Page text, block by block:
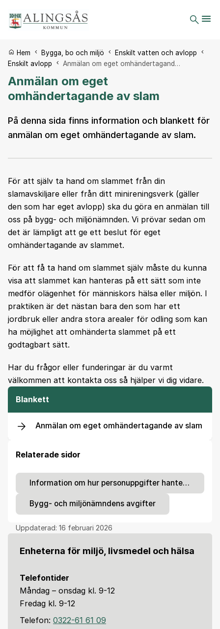
Du är här:
Hem Bygga, bo och miljö
Enskilt vatten och avlopp
Enskilt avlopp
Anmälan om eget omhändertagand…
Anmälan om eget
omhändertagande av slam
På denna sida finns information och blankett för
anmälan om eget omhändertagande av slam.
För att själv ta hand om slammet från din
slamavskiljare eller från ditt minireningsverk (gäller
den som har eget avlopp) ska du göra en anmälan till
oss på bygg- och miljönämnden. Vi prövar sedan om
det är lämpligt att ge ett beslut för eget
omhändertagande av slammet.
För att få ta hand om slammet själv måste du kunna
visa att slammet kan hanteras på ett sätt som inte
medför olägenhet för människors hälsa eller miljön. I
praktiken är det nästan bara den som har ett
jordbruk eller andra stora arealer för odling som kan
ha möjlighet att omhänderta slammet på ett
godtagbart sätt.
Har du frågor eller funderingar är du varmt
välkommen att kontakta oss så hjälper vi dig vidare.
Blankett
Anmälan om eget omhändertagande av slam
Relaterade sidor
Information om hur personuppgifter hanteras
Bygg- och miljönämndens avgifter
Uppdaterad: 16 februari 2026
Enheterna för miljö, livsmedel och hälsa
Telefontider
Måndag – onsdag kl. 9-12
Fredag kl. 9-12
Telefon: 0322-61 61 09